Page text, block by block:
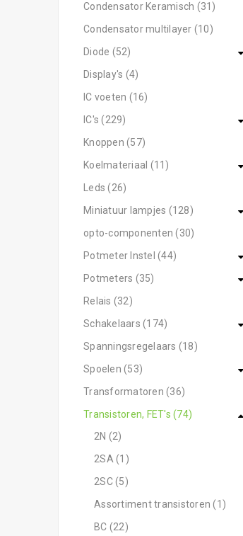
Condensator Keramisch (31)
Condensator multilayer (10)
Diode (52)
Display's (4)
IC voeten (16)
IC's (229)
Knoppen (57)
Koelmateriaal (11)
Leds (26)
Miniatuur lampjes (128)
opto-componenten (30)
Potmeter Instel (44)
Potmeters (35)
Relais (32)
Schakelaars (174)
Spanningsregelaars (18)
Spoelen (53)
Transformatoren (36)
Transistoren, FET's (74)
2N (2)
2SA (1)
2SC (5)
Assortiment transistoren (1)
BC (22)